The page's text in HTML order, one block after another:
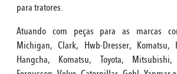
para tratores.
Atuando com peças para as marcas
Michigan, Clark, Hwb-Dresser, Komatsu,
Hangcha, Komatsu, Toyota, Mitsubishi,